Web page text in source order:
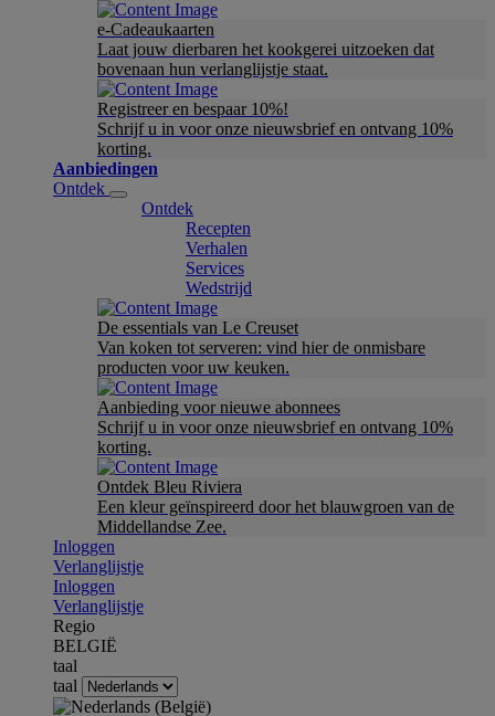
e-Cadeaukaarten
Laat jouw dierbaren het kookgerei uitzoeken dat
bovenaan hun verlanglijstje staat.
Registreer en bespaar 10%!
Schrijf u in voor onze nieuwsbrief en ontvang 10%
korting.
Aanbiedingen
Ontdek
Ontdek
Recepten
Verhalen
Services
Wedstrijd
De essentials van Le Creuset
Van koken tot serveren: vind hier de onmisbare
producten voor uw keuken.
Aanbieding voor nieuwe abonnees
Schrijf u in voor onze nieuwsbrief en ontvang 10%
korting.
Ontdek Bleu Riviera
Een kleur geïnspireerd door het blauwgroen van de
Middellandse Zee.
Inloggen
Verlanglijstje
Inloggen
Verlanglijstje
Regio
BELGIË
taal
taal